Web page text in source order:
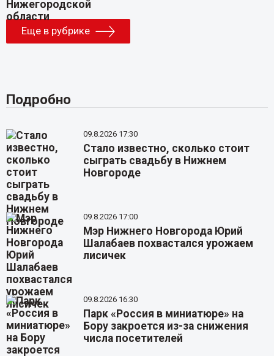
Еще в рубрике
Подробно
09.8.2026 17:30
Стало известно, сколько стоит
сыграть свадьбу в Нижнем
Новгороде
09.8.2026 17:00
Мэр Нижнего Новгорода Юрий
Шалабаев похвастался урожаем
лисичек
09.8.2026 16:30
Парк «Россия в миниатюре» на
Бору закроется из-за снижения
числа посетителей